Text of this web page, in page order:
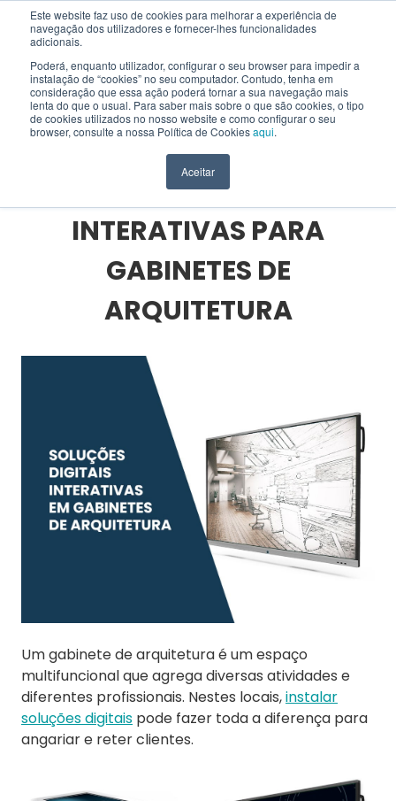
Este website faz uso de cookies para melhorar a experiência de
navegação dos utilizadores e fornecer-lhes funcionalidades
adicionais.
Poderá, enquanto utilizador, configurar o seu browser para impedir a
instalação de “cookies” no seu computador. Contudo, tenha em
consideração que essa ação poderá tornar a sua navegação mais
lenta do que o usual. Para saber mais sobre o que são cookies, o tipo
de cookies utilizados no nosso website e como configurar o seu
browser, consulte a nossa Política de Cookiesaqui.
Aceitar
EN
HOME > BLOG > SOLUÇÕES INTERATIVAS >
SOLUÇÕES DIGITAIS INTERATIVAS PARA GABINETES DE ARQUITETURA
SOLUÇÕES DIGITAIS
INTERATIVAS PARA
GABINETES DE
ARQUITETURA
Um gabinete de arquitetura é um espaço
multifuncional que agrega diversas atividades e
diferentes profissionais. Nestes locais,instalar
soluções digitais pode fazer toda a diferença para
angariar e reter clientes.